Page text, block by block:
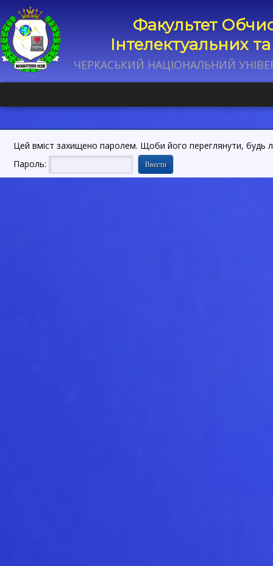
Факультет
Інтелектуальних
ЧЕРКАСЬКИЙ НАЦІОНАЛЬНИЙ
Цей вміст захищено паролем. Щоби його переглянути, будь
Пароль: